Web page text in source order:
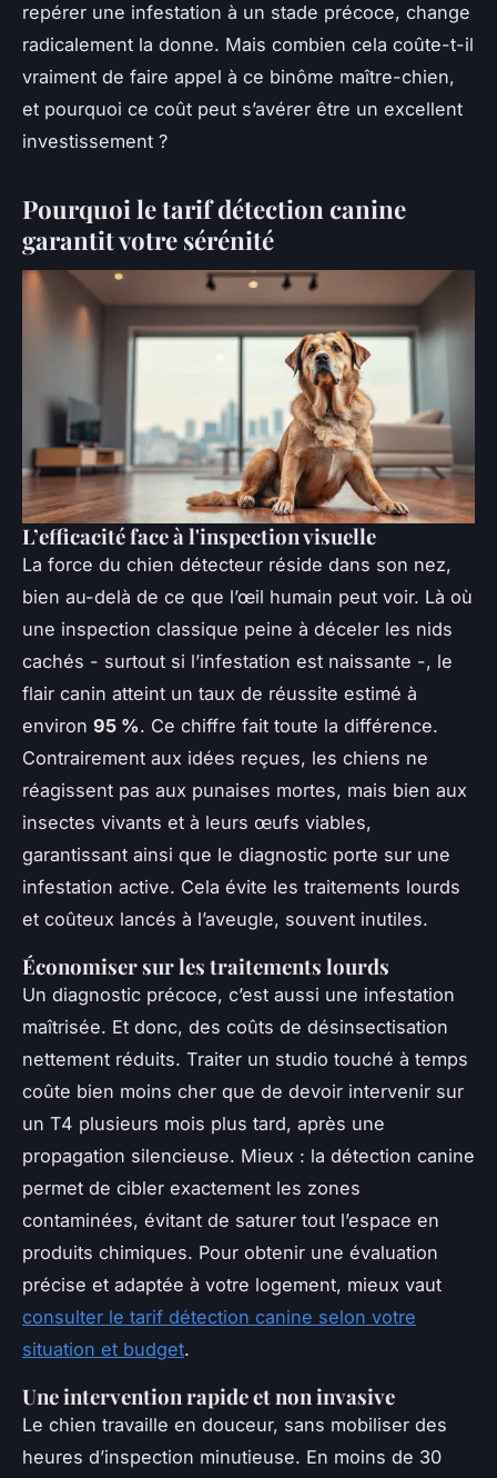
repérer une infestation à un stade précoce, change
radicalement la donne. Mais combien cela coûte-t-il
vraiment de faire appel à ce binôme maître-chien,
et pourquoi ce coût peut s’avérer être un excellent
investissement ?
Pourquoi le tarif détection canine
garantit votre sérénité
L’efficacité face à l'inspection visuelle
La force du chien détecteur réside dans son nez,
bien au-delà de ce que l’œil humain peut voir. Là où
une inspection classique peine à déceler les nids
cachés - surtout si l’infestation est naissante -, le
flair canin atteint un taux de réussite estimé à
environ 95 %. Ce chiffre fait toute la différence.
Contrairement aux idées reçues, les chiens ne
réagissent pas aux punaises mortes, mais bien aux
insectes vivants et à leurs œufs viables,
garantissant ainsi que le diagnostic porte sur une
infestation active. Cela évite les traitements lourds
et coûteux lancés à l’aveugle, souvent inutiles.
Économiser sur les traitements lourds
Un diagnostic précoce, c’est aussi une infestation
maîtrisée. Et donc, des coûts de désinsectisation
nettement réduits. Traiter un studio touché à temps
coûte bien moins cher que de devoir intervenir sur
un T4 plusieurs mois plus tard, après une
propagation silencieuse. Mieux : la détection canine
permet de cibler exactement les zones
contaminées, évitant de saturer tout l’espace en
produits chimiques. Pour obtenir une évaluation
précise et adaptée à votre logement, mieux vaut
consulter le tarif détection canine selon votre
situation et budget.
Une intervention rapide et non invasive
Le chien travaille en douceur, sans mobiliser des
heures d’inspection minutieuse. En moins de 30